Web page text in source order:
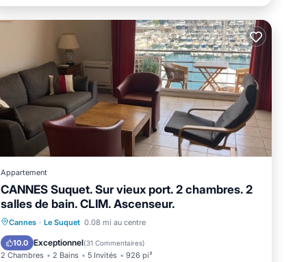
Appartement
CANNES Suquet. Sur vieux port. 2 chambres. 2
salles de bain. CLIM. Ascenseur.
Cannes · Le Suquet 0.08 mi au centre
10.0 Exceptionnel(31 Commentaires)
2 Chambres 2 Bains 5 Invités 926 pi²
Front de mer
Cheminée/Chauffage
Vue sur l’océan
Balcon/Terrasse